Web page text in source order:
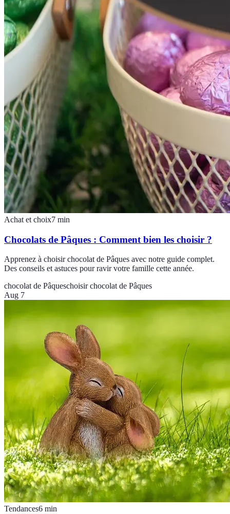
Achat et choix7 min
Chocolats de Pâques : Comment bien les choisir ?
Apprenez à choisir chocolat de Pâques avec notre guide complet.
Des conseils et astuces pour ravir votre famille cette année.
chocolat de Pâqueschoisir chocolat de Pâques
Aug 7
Tendances6 min